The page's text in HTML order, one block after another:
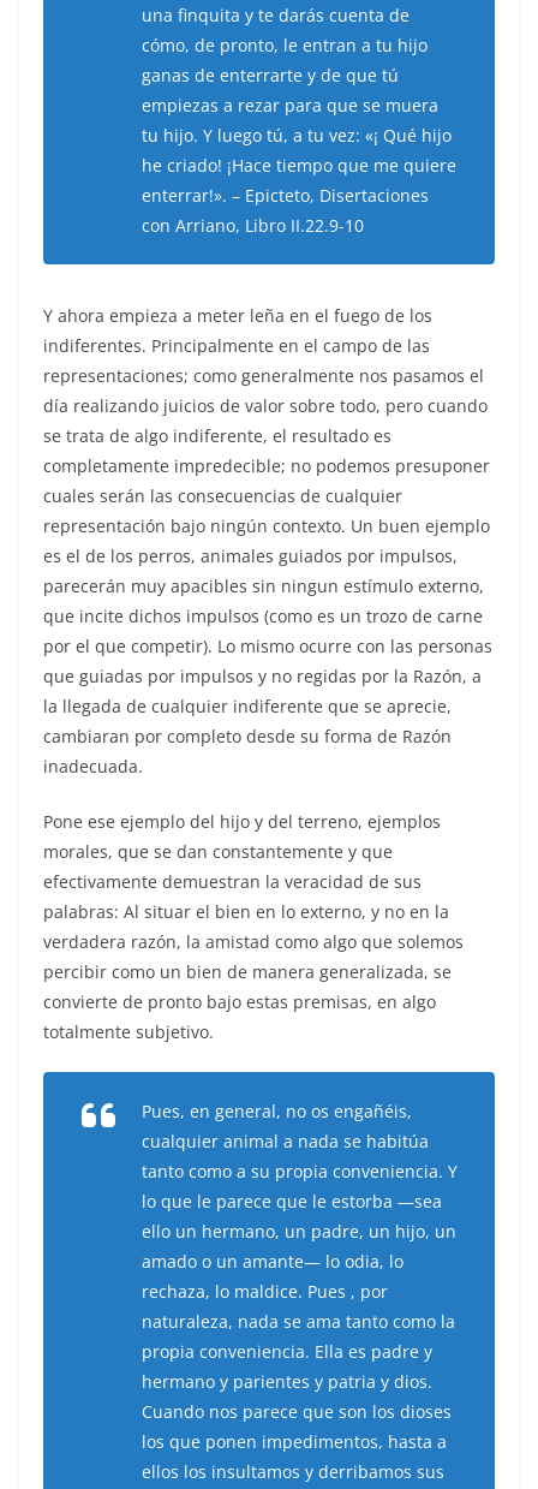
una finquita y te darás cuenta de
cómo, de pronto, le entran a tu hijo
ganas de enterrarte y de que tú
empiezas a rezar para que se muera
tu hijo. Y luego tú, a tu vez: «¡ Qué hijo
he criado! ¡Hace tiempo que me quiere
enterrar!». – Epicteto, Disertaciones
con Arriano, Libro II.22.9-10
Y ahora empieza a meter leña en el fuego de los
indiferentes. Principalmente en el campo de las
representaciones; como generalmente nos pasamos el
día realizando juicios de valor sobre todo, pero cuando
se trata de algo indiferente, el resultado es
completamente impredecible; no podemos presuponer
cuales serán las consecuencias de cualquier
representación bajo ningún contexto. Un buen ejemplo
es el de los perros, animales guiados por impulsos,
parecerán muy apacibles sin ningun estímulo externo,
que incite dichos impulsos (como es un trozo de carne
por el que competir). Lo mismo ocurre con las personas
que guiadas por impulsos y no regidas por la Razón, a
la llegada de cualquier indiferente que se aprecie,
cambiaran por completo desde su forma de Razón
inadecuada.
Pone ese ejemplo del hijo y del terreno, ejemplos
morales, que se dan constantemente y que
efectivamente demuestran la veracidad de sus
palabras: Al situar el bien en lo externo, y no en la
verdadera razón, la amistad como algo que solemos
percibir como un bien de manera generalizada, se
convierte de pronto bajo estas premisas, en algo
totalmente subjetivo.
Pues, en general, no os engañéis,
cualquier animal a nada se habitúa
tanto como a su propia conveniencia. Y
lo que le parece que le estorba —sea
ello un hermano, un padre, un hijo, un
amado o un amante— lo odia, lo
rechaza, lo maldice. Pues , por
naturaleza, nada se ama tanto como la
propia conveniencia. Ella es padre y
hermano y parientes y patria y dios.
Cuando nos parece que son los dioses
los que ponen impedimentos, hasta a
ellos los insultamos y derribamos sus